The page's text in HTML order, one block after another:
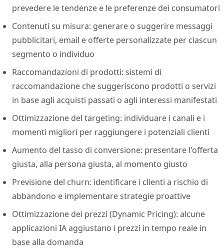
prevedere le tendenze e le preferenze dei consumatori
Contenuti su misura: generare o suggerire messaggi
pubblicitari, email e offerte personalizzate per ciascun
segmento o individuo
Raccomandazioni di prodotti: sistemi di
raccomandazione che suggeriscono prodotti o servizi
in base agli acquisti passati o agli interessi manifestati
Ottimizzazione del targeting: individuare i canali e i
momenti migliori per raggiungere i potenziali clienti
Aumento del tasso di conversione: presentare l'offerta
giusta, alla persona giusta, al momento giusto
Previsione del churn: identificare i clienti a rischio di
abbandono e implementare strategie proattive
Ottimizzazione dei prezzi (Dynamic Pricing): alcune
applicazioni IA aggiustano i prezzi in tempo reale in
base alla domanda